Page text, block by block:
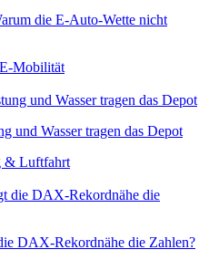
die E-Auto-Wette nicht
Mobilität
und Wasser tragen das Depot
& Luftfahrt
DAX-Rekordnähe die Zahlen?